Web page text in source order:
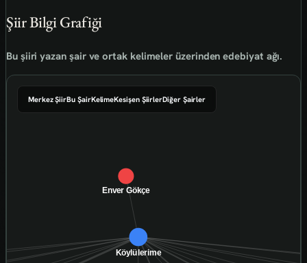
Şiir Bilgi Grafiği
Bu şiiri yazan şair ve ortak kelimeler üzerinden edebiyat ağı.
Merkez ŞiirBu ŞairKelimeKesişen ŞiirlerDiğer Şairler